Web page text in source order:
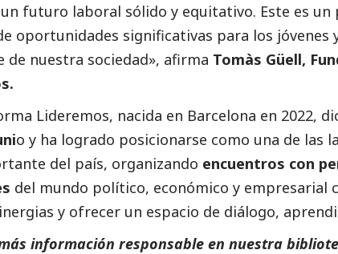
futuro laboral sólido y equitativo. Este es un
oportunidades significativas para los jóvenes
de nuestra sociedad», afirma Tomàs Güell,
Lideremos, nacida en Barcelona en 2022,
o y ha logrado posicionarse como una de las
del país, organizando encuentros con
del mundo político, económico y empresarial
y ofrecer un espacio de diálogo,
información responsable en nuestra